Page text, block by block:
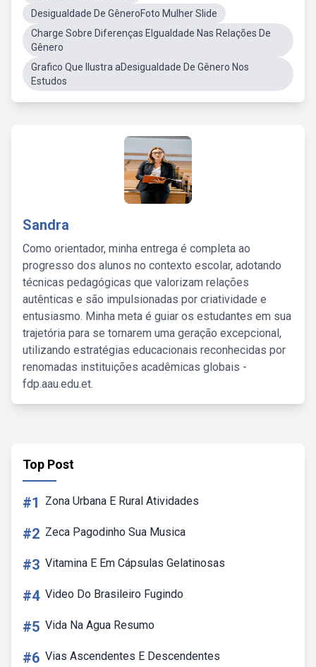
Desigualdade De GêneroFoto Mulher Slide
Charge Sobre Diferenças EIgualdade Nas Relações De
Gênero
Grafico Que Ilustra aDesigualdade De Gênero Nos
Estudos
Sandra
Como orientador, minha entrega é completa ao
progresso dos alunos no contexto escolar, adotando
técnicas pedagógicas que valorizam relações
autênticas e são impulsionadas por criatividade e
entusiasmo. Minha meta é guiar os estudantes em sua
trajetória para se tornarem uma geração excepcional,
utilizando estratégias educacionais reconhecidas por
renomadas instituições acadêmicas globais -
fdp.aau.edu.et.
Top Post
#1 Zona Urbana E Rural Atividades
#2 Zeca Pagodinho Sua Musica
#3 Vitamina E Em Cápsulas Gelatinosas
#4 Video Do Brasileiro Fugindo
#5 Vida Na Agua Resumo
#6 Vias Ascendentes E Descendentes